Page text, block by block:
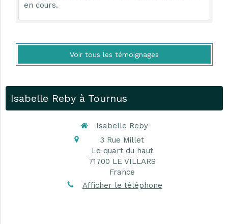
en cours.
Voir tous les témoignages
Isabelle Reby à Tournus
Isabelle Reby
3 Rue Millet
Le quart du haut
71700 LE VILLARS
France
Afficher le téléphone